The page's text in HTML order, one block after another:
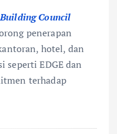
Council
penerapan
hotel, dan
seperti EDGE dan
terhadap